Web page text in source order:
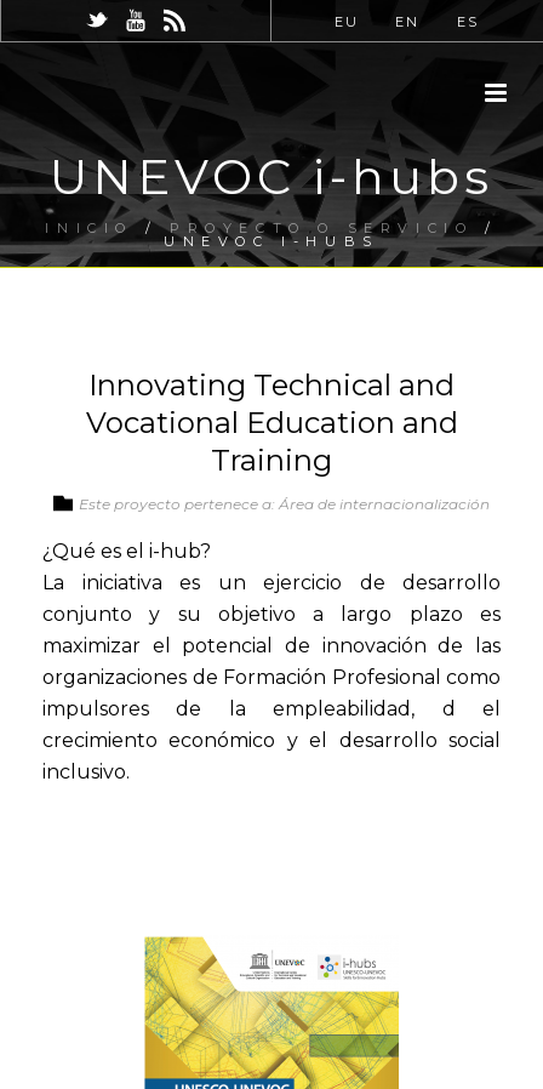
EU EN ES
UNEVOC i-hubs
INICIO/PROYECTO O SERVICIO /
UNEVOC I-HUBS
Innovating Technical and
Vocational Education and
Training
Este proyecto pertenece a: Área de internacionalización
¿Qué es el i-hub?
La iniciativa es un ejercicio de desarrollo
conjunto y su objetivo a largo plazo es
maximizar el potencial de innovación de las
organizaciones de Formación Profesional como
impulsores de la empleabilidad, d el
crecimiento económico y el desarrollo social
inclusivo.